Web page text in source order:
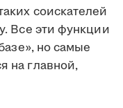
соискателей
Все эти функции
но самые
на главной,